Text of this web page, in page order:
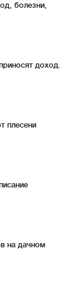
болезни,
доход.
плесени
на дачном